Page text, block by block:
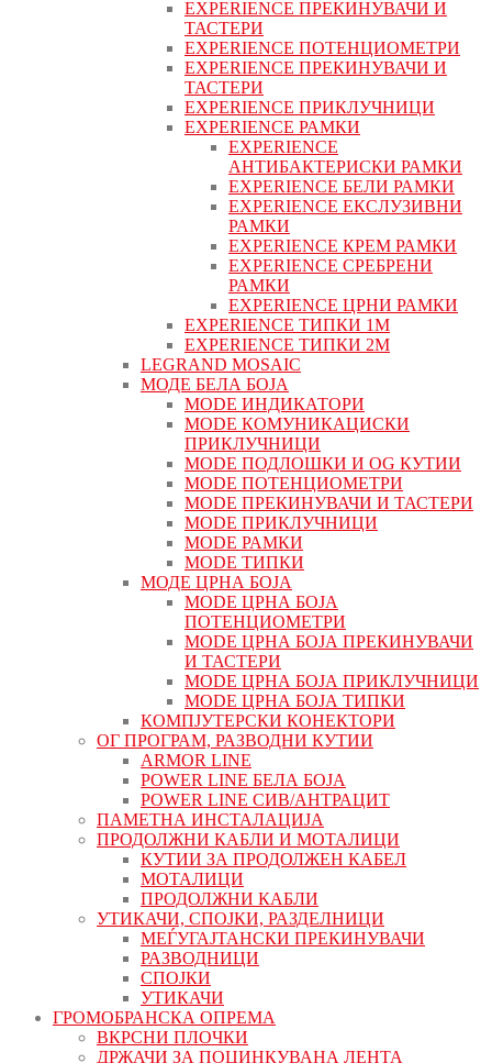
EXPERIENCE ПРЕКИНУВАЧИ И
ТАСТЕРИ
EXPERIENCE ПОТЕНЦИОМЕТРИ
EXPERIENCE ПРЕКИНУВАЧИ И
ТАСТЕРИ
EXPERIENCE ПРИКЛУЧНИЦИ
EXPERIENCE РАМКИ
EXPERIENCE
АНТИБАКТЕРИСКИ РАМКИ
EXPERIENCE БЕЛИ РАМКИ
EXPERIENCE ЕКСЛУЗИВНИ
РАМКИ
EXPERIENCE КРЕМ РАМКИ
EXPERIENCE СРЕБРЕНИ
РАМКИ
EXPERIENCE ЦРНИ РАМКИ
EXPERIENCE ТИПКИ 1M
EXPERIENCE ТИПКИ 2М
LEGRAND MOSAIC
МОДЕ БЕЛА БОЈА
MODE ИНДИКАТОРИ
MODE КОМУНИКАЦИСКИ
ПРИКЛУЧНИЦИ
MODE ПОДЛОШКИ И OG КУТИИ
MODE ПОТЕНЦИОМЕТРИ
MODE ПРEКИНУВАЧИ И ТАСТЕРИ
MODE ПРИКЛУЧНИЦИ
MODE РАМКИ
MODE ТИПКИ
МОДЕ ЦРНА БОЈА
MODE ЦРНА БОЈА
ПОТЕНЦИОМЕТРИ
MODE ЦРНА БОЈА ПРЕКИНУВАЧИ
И ТАСТЕРИ
MODE ЦРНА БОЈА ПРИКЛУЧНИЦИ
MODE ЦРНА БОЈА ТИПКИ
КОМПЈУТЕРСКИ КОНЕКТОРИ
ОГ ПРОГРАМ, РАЗВОДНИ КУТИИ
ARMOR LINE
POWER LINE БЕЛА БОЈА
POWER LINE СИВ/АНТРАЦИТ
ПАМЕТНА ИНСТАЛАЦИЈА
ПРОДОЛЖНИ КАБЛИ И МОТАЛИЦИ
КУТИИ ЗА ПРОДОЛЖЕН КАБЕЛ
МОТАЛИЦИ
ПРОДОЛЖНИ КАБЛИ
УТИКАЧИ, СПОЈКИ, РАЗДЕЛНИЦИ
МЕЃУГАЈТАНСКИ ПРЕКИНУВАЧИ
РАЗВОДНИЦИ
СПОЈКИ
УТИКАЧИ
ГРОМОБРАНСКА ОПРЕМА
ВКРСНИ ПЛОЧКИ
ДРЖАЧИ ЗА ПОЦИНКУВАНА ЛЕНТА